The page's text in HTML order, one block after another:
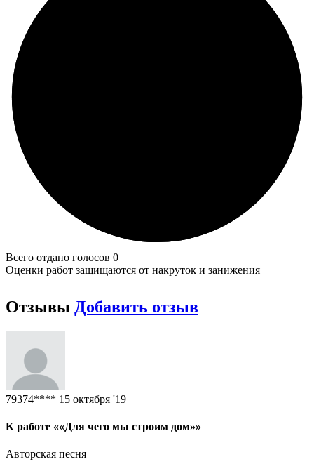
Всего отдано голосов 0
Оценки работ защищаются от накруток и занижения
Отзывы Добавить отзыв
79374**** 15 октября '19
К работе ««Для чего мы строим дом»»
Авторская песня